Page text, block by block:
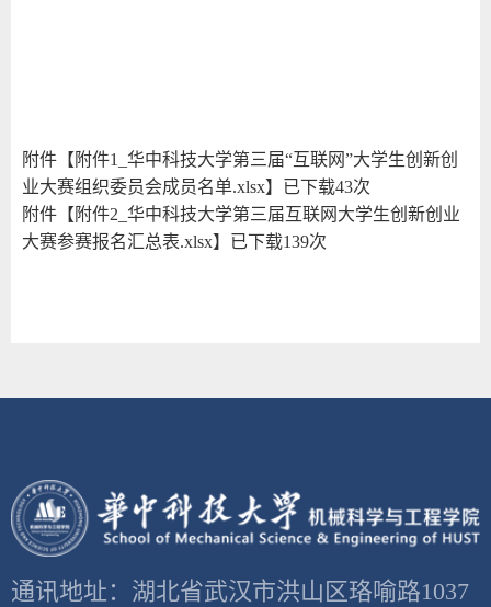
附件【 附件1_华中科技大学第三届“互联网”大学生创新创
业大赛组织委员会成员名单.xlsx】已下载43次
附件【 附件2_华中科技大学第三届互联网大学生创新创业
大赛参赛报名汇总表.xlsx】已下载139次
通讯地址：湖北省武汉市洪山区珞喻路1037